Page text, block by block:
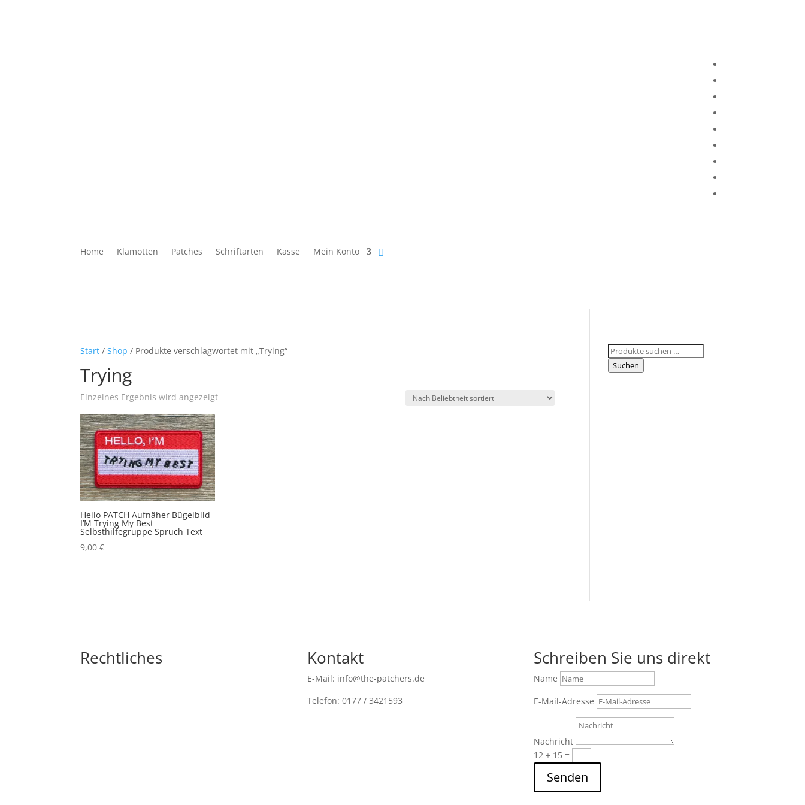
Home Klamotten Patches Schriftarten Kasse Mein Konto
Start /Shop / Produkte verschlagwortet mit „Trying“
Trying
Einzelnes Ergebnis wird angezeigt
Hello PATCH Aufnäher Bügelbild
I’M Trying My Best
Selbsthilfegruppe Spruch Text
9,00€
Suchen
nach:
Suchen
Rechtliches Kontakt
E-Mail: info@the-patchers.de
Telefon: 0177 / 3421593
Schreiben Sie uns direkt
Name
E-Mail-Adresse
Nachricht
12 + 15=
Senden